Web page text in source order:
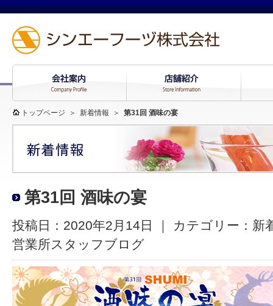
トップページ ＞ 新着情報 ＞ 第31回 酒味の宴
第31回 酒味の宴
投稿日：2020年2月14日 ｜ カテゴリー： 新
営業所スタッフブログ